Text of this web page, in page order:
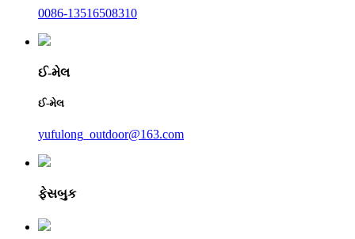
0086-13516508310
ઈ-મેલ
ઈ-મેલ
yufulong_outdoor@163.com
ફેસબુક